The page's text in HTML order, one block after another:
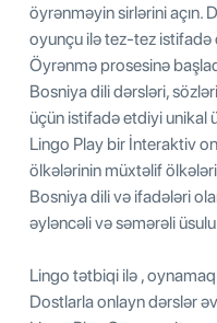
öyrənməyin sirlərini açın.
oyunçu ilə tez-tez istifadə
Öyrənmə prosesinə
Bosniya dili dərsləri,
üçün istifadə etdiyi unikal
Lingo Play bir İnteraktiv
ölkələrinin müxtəlif
Bosniya dili və ifadələri
əyləncəli və səmərəli
Lingo tətbiqi ilə ,
Dostlarla onlayn dərslər